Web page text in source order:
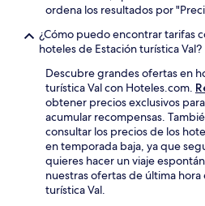
ordena los resultados por
¿Cómo puedo encontrar tarifas
hoteles de Estación turística Val?
Descubre grandes ofertas en
turística Val con Hoteles.com.
obtener precios exclusivos
acumular recompensas.
consultar los precios de los
en temporada baja, ya que
quieres hacer un viaje
nuestras ofertas de última
turística Val.